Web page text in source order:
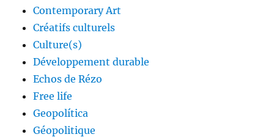
Contemporary Art
Créatifs culturels
Culture(s)
Développement durable
Echos de Rézo
Free life
Geopolítica
Géopolitique